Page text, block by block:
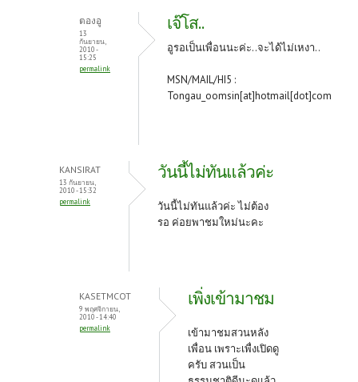
ตองอู
13
กันยายน,
2010 -
15:25
permalink
เจ๊โส..
อูรอเป็นเพื่อนนะค่ะ..จะได้ไม่เหงา..
MSN/MAIL/HI5 :
Tongau_oomsin[at]hotmail[dot]com
KANSIRAT
13 กันยายน,
2010 - 15:32
permalink
วันนี้ไม่ทันแล้วค่ะ
วันนี้ไม่ทันแล้วค่ะ ไม่ต้อง
รอ ค่อยพาชมใหม่นะคะ
KASETMCOT
9 พฤศจิกายน,
2010 - 14:40
permalink
เพิ่งเข้ามาชม
เข้ามาชมสวนหลัง
เพื่อน เพราะเพื่งเปิดดู
ครับ สวนเป็น